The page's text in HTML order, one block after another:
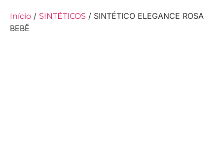
Início / SINTÉTICOS / SINTÉTICO ELEGANCE ROSA
BEBÊ